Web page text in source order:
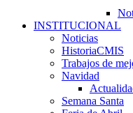
INSTITUCIONAL
Noticias
HistoriaCMIS
Trabajos de
Navidad
Semana Santa